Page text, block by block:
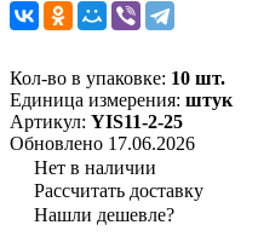
Кол-во в упаковке: 10 шт.
Единица измерения: штук
Артикул: YIS11-2-25
Обновлено 17.06.2026
Нет в наличии
Рассчитать доставку
Нашли дешевле?